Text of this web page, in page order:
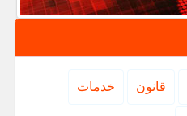
قانون خدمات